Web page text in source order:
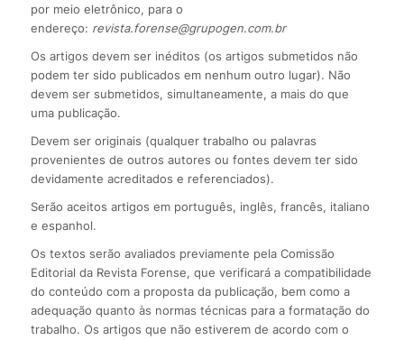
por meio eletrônico, para o
endereço: revista.forense@grupogen.com.br
Os artigos devem ser inéditos (os artigos submetidos não
podem ter sido publicados em nenhum outro lugar). Não
devem ser submetidos, simultaneamente, a mais do que
uma publicação.
Devem ser originais (qualquer trabalho ou palavras
provenientes de outros autores ou fontes devem ter sido
devidamente acreditados e referenciados).
Serão aceitos artigos em português, inglês, francês, italiano
e espanhol.
Os textos serão avaliados previamente pela Comissão
Editorial da Revista Forense, que verificará a compatibilidade
do conteúdo com a proposta da publicação, bem como a
adequação quanto às normas técnicas para a formatação do
trabalho. Os artigos que não estiverem de acordo com o